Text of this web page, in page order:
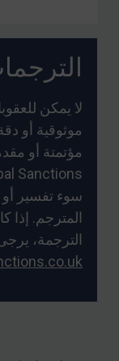
لا يمكن
موثوقية أو
مؤتمتة أو
سوء تفسير
المترجم.
الترجمة،